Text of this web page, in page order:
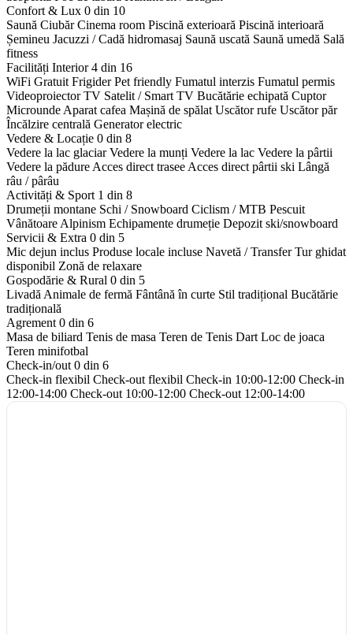
Confort & Lux 0 din 10
Saună Ciubăr Cinema room Piscină exterioară Piscină interioară
Șemineu Jacuzzi / Cadă hidromasaj Saună uscată Saună umedă Sală
fitness
Facilități Interior4 din 16
WiFi Gratuit Frigider Pet friendly Fumatul interzis Fumatul permis
Videoproiector TV Satelit / Smart TV Bucătărie echipată Cuptor
Microunde Aparat cafea Mașină de spălat Uscător rufe Uscător păr
Încălzire centrală Generator electric
Vedere & Locație 0 din 8
Vedere la lac glaciar Vedere la munți Vedere la lac Vedere la pârtii
Vedere la pădure Acces direct trasee Acces direct pârtii ski Lângă
râu / pârâu
Activități & Sport 1 din 8
Drumeții montane Schi / Snowboard Ciclism / MTB Pescuit
Vânătoare Alpinism Echipamente drumeție Depozit ski/snowboard
Servicii & Extra 0 din 5
Mic dejun inclus Produse locale incluse Navetă / Transfer Tur ghidat
disponibil Zonă de relaxare
Gospodărie & Rural 0 din 5
Livadă Animale de fermă Fântână în curte Stil tradițional Bucătărie
tradițională
Agrement 0 din 6
Masa de biliard Tenis de masa Teren de Tenis Dart Loc de joaca
Teren minifotbal
Check-in/out 0 din 6
Check-in flexibil Check-out flexibil Check-in 10:00-12:00 Check-in
12:00-14:00 Check-out 10:00-12:00 Check-out 12:00-14:00